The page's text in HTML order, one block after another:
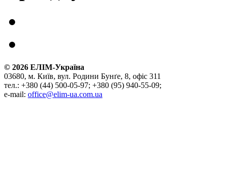
© 2026 ЕЛІМ-Україна
03680, м. Київ, вул. Родини Бунґе, 8, офіс 311
тел.: +380 (44) 500-05-97; +380 (95) 940-55-09;
e-mail: office@elim-ua.com.ua